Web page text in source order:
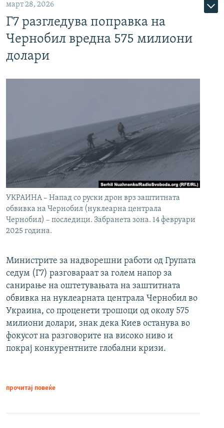
март 28, 2026
Г7 разгледува поправка на
Чернобил вредна 575 милиони
долари
УКРАИНА – Напад со руски дрон врз заштитната
обвивка на Чернобил (нуклеарна централа
Чернобил) – последици. Забранета зона. 14 февруари
2025 година.
Министрите за надворешни работи од Групата
седум (Г7) разговараат за голем напор за
санирање на оштетувањата на заштитната
обвивка на нуклеарната централа Чернобил во
Украина, со проценети трошоци од околу 575
милиони долари, знак дека Киев останува во
фокусот на разговорите на високо ниво и
покрај конкурентните глобални кризи.
прочитај повеќе